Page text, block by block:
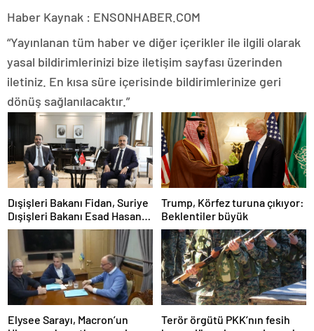
Haber Kaynak : ENSONHABER.COM
“Yayınlanan tüm haber ve diğer içerikler ile ilgili olarak
yasal bildirimlerinizi bize iletişim sayfası üzerinden
iletiniz. En kısa süre içerisinde bildirimlerinize geri
dönüş sağlanılacaktır.”
Dışişleri Bakanı Fidan, Suriye
Dışişleri Bakanı Esad Hasan
Şeybani ile görüştü
Trump, Körfez turuna çıkıyor:
Beklentiler büyük
Elysee Sarayı, Macron’un
Terör örgütü PKK’nın fesih